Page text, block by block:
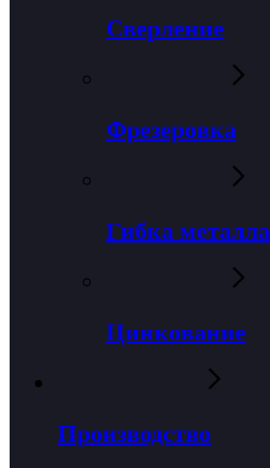
Сверление
Фрезеровка
Гибка металла
Цинкование
Производство